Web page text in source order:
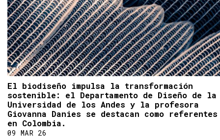
El biodiseño impulsa la transformación
sostenible: el Departamento de Diseño de la
Universidad de los Andes y la profesora
Giovanna Danies se destacan como referentes
en Colombia.
09 MAR 26